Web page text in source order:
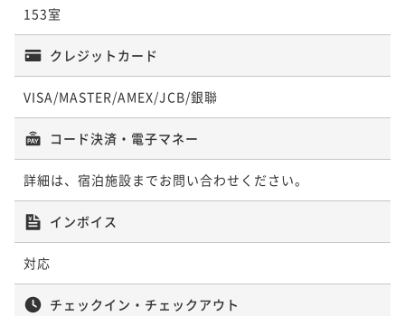
き）
朝食付き
ポイント即利用で最大4％OFF
2名 ¥ 13,132 ~
ポイントアップ
【キャッシュレス決済】【連泊割引】3連泊以上の滞在
でお得プラン（食事なし）
朝食付き
ポイント即利用で最大7％OFF
2名 ¥ 11,420 ~
ポイントアップ
【キャッシュレス決済】翌日はゆっくり･･･13時チェッ
クアウトプラン（朝食付き）
朝食付き
素泊まり
¥ 12,387 ~
ポイントアップ
【キャッシュレス決済】リラックスバスタイムプラン
～ジルスチュアートバスセット付き～（食事なし）
素泊まり 現地決済可
ポイント即利用で最大4％OFF
2名 ¥ 12,748 ~
153室
クレジットカード
VISA/MASTER/AMEX/JCB/銀聯
コード決済・電子マネー
詳細は、宿泊施設までお問い合わせください。
インボイス
対応
チェックイン・チェックアウト